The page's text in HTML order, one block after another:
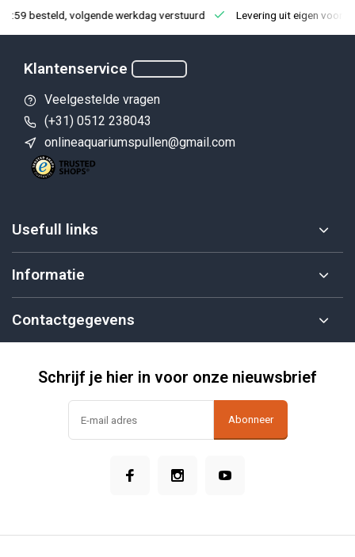
besteld, volgende werkdag verstuurd Levering uit eigen
Klantenservice
Veelgestelde vragen
(+31) 0512 238043
onlineaquariumspullen@gmail.com
Usefull links
Informatie
Contactgegevens
Schrijf je hier in voor onze nieuwsbrief
Abonneer